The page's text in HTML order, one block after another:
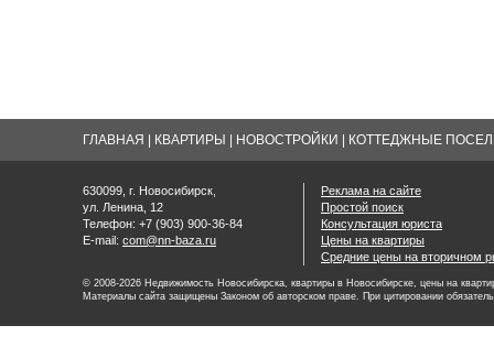
ГЛАВНАЯ КВАРТИРЫ НОВОСТРОЙКИ КОТТЕДЖНЫЕ
630099, г. Новосибирск,
ул. Ленина, 12
Телефон: +7 (903) 900-36-84
E-mail: com@nn-baza.ru
Реклама на сайте
Простой поиск
Консультация юриста
Цены на квартиры
Средние цены на вторичном
© 2008-2026 Недвижимость Новосибирска, квартиры в Новосибирске, цены на
Материалы сайта защищены Законом об авторском праве. При цитировании